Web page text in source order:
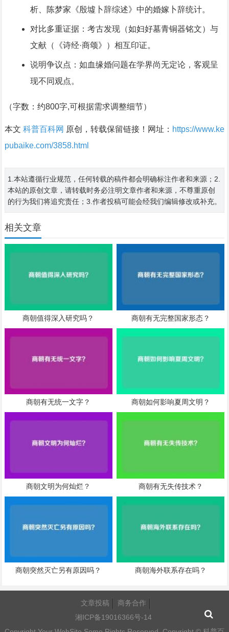
析、陈梦家《殷墟卜辞综述》中的婚嫁卜辞统计。
对比多重证据：考古发现（如妇好墓青铜器铭文）与
文献（《诗经·商颂》）相互印证。
说明争议点：如血缘婚问题在学界尚无定论，客观呈
现不同观点。
（字数：约800字,可根据需求调整细节）
本文 科普百科网 原创，转载保留链接！网址： https://www.ke
pubaike.com/3858.html
1.本站遵循行业规范，任何转载的稿件都会明确标注作者和来源；2.
本站的原创文章，请转载时务必注明文章作者和来源，不尊重原创
的行为我们将追究责任；3.作者投稿可能会经我们编辑修改或补充。
相关文章
商朝值得深入研究吗？ 商朝有无完整国家形态？
商朝有无统一文字？ 商朝如何影响夏周文明？
商朝文明为何灿烂？ 商朝有无失传技术？
商朝突然灭亡另有原因吗？ 商朝海外联系存在吗？
文章投稿
商务合作
湘ICP备19016366号-14